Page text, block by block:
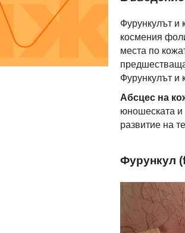
Фурункулът и
космения
места по
Фурункулът и
Абсцес на
юношеската и
развитие на
Фурункул